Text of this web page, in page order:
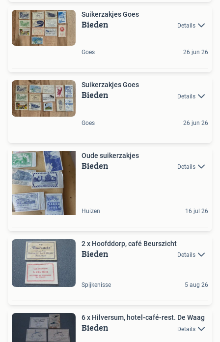
Suikerzakjes Goes
Bieden Details
Goes 26 jun 26
Suikerzakjes Goes
Bieden Details
Goes 26 jun 26
Oude suikerzakjes
Bieden Details
Huizen 16 jul 26
2 x Hoofddorp, café Beurszicht
Bieden Details
Spijkenisse 5 aug 26
6 x Hilversum, hotel-café-rest. De Waag
Bieden Details